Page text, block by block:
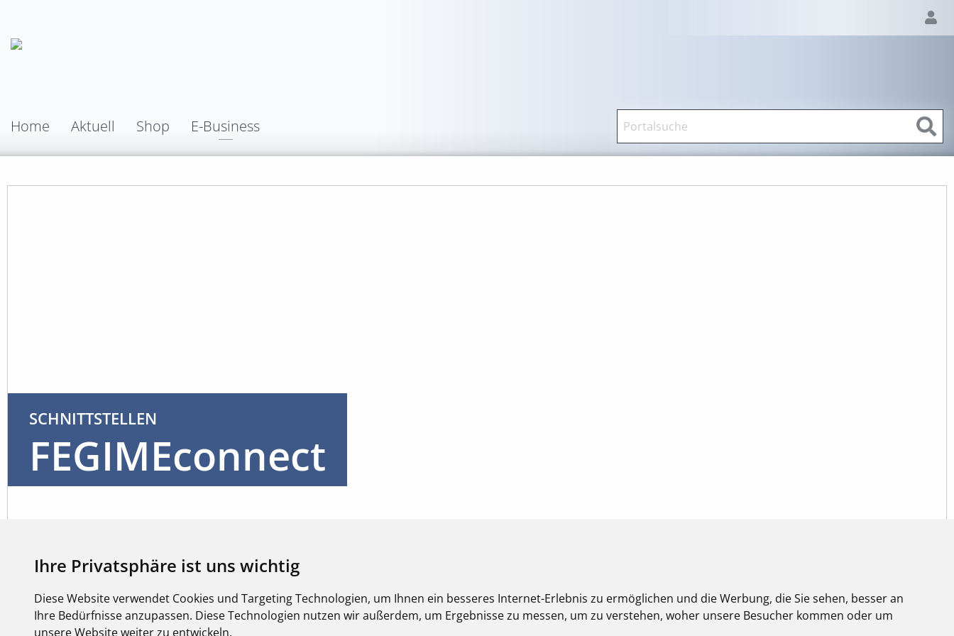
Ihre Privatsphäre ist uns wichtig
Diese Website verwendet Cookies und Targeting Technologien, um Ihnen ein besseres Internet-Erlebnis zu ermöglichen und die Werbung, die Sie sehen, besser an
Ihre Bedürfnisse anzupassen. Diese Technologien nutzen wir außerdem, um Ergebnisse zu messen, um zu verstehen, woher unsere Besucher kommen oder um
unsere Website weiter zu entwickeln.
Home Aktuell Shop E-Business
SCHNITTSTELLEN
FEGIMEconnect